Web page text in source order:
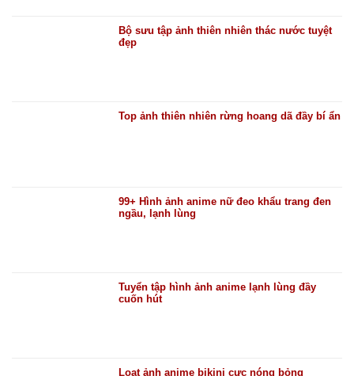
Bộ sưu tập ảnh thiên nhiên thác nước tuyệt
đẹp
Top ảnh thiên nhiên rừng hoang dã đầy bí ẩn
99+ Hình ảnh anime nữ đeo khẩu trang đen
ngầu, lạnh lùng
Tuyển tập hình ảnh anime lạnh lùng đầy
cuốn hút
Loạt ảnh anime bikini cực nóng bỏng